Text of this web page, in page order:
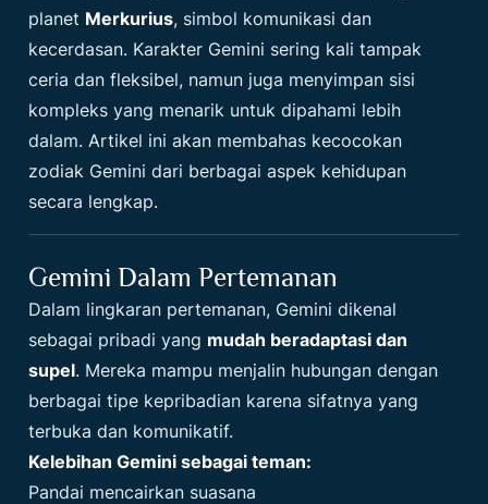
planet Merkurius, simbol komunikasi dan
kecerdasan. Karakter Gemini sering kali tampak
ceria dan fleksibel, namun juga menyimpan sisi
kompleks yang menarik untuk dipahami lebih
dalam. Artikel ini akan membahas kecocokan
zodiak Gemini dari berbagai aspek kehidupan
secara lengkap.
Gemini Dalam Pertemanan
Dalam lingkaran pertemanan, Gemini dikenal
sebagai pribadi yang mudah beradaptasi dan
supel. Mereka mampu menjalin hubungan dengan
berbagai tipe kepribadian karena sifatnya yang
terbuka dan komunikatif.
Kelebihan Gemini sebagai teman:
Pandai mencairkan suasana